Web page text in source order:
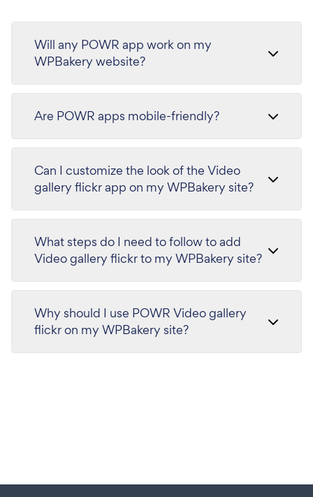
Will any POWR app work on my
WPBakery website?
Are POWR apps mobile-friendly?
Can I customize the look of the Video
gallery flickr app on my WPBakery site?
What steps do I need to follow to add
Video gallery flickr to my WPBakery site?
Why should I use POWR Video gallery
flickr on my WPBakery site?